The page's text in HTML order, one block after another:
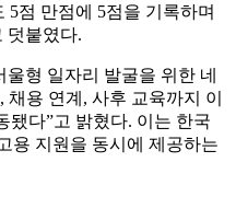
점 만점에 5점을 기록하며
덧붙였다.
형 일자리 발굴을 위한 네
용 연계, 사후 교육까지 이
됐다”고 밝혔다. 이는 한국
용 지원을 동시에 제공하는